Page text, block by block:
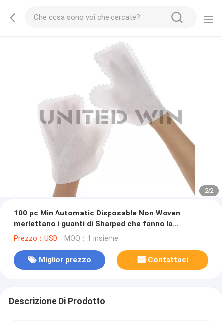
2/2
100 pc Min Automatic Disposable Non Woven
merlettano i guanti di Sharped che fanno la
macchina
Prezzo：USD MOQ：1 insieme
Miglior prezzo Contattaci
Descrizione Di Prodotto